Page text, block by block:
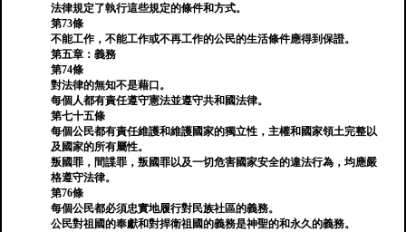
法律規定了執行這些規定的條件和方式。
第73條
不能工作，不能工作或不再工作的公民的生活條件應得到保證。
第五章：義務
第74條
對法律的無知不是藉口。
每個人都有責任遵守憲法並遵守共和國法律。
第七十五條
每個公民都有責任維護和維護國家的獨立性，主權和國家領土完整以
及國家的所有屬性。
叛國罪，間諜罪，叛國罪以及一切危害國家安全的違法行為，均應嚴
格遵守法律。
第76條
每個公民都必須忠實地履行對民族社區的義務。
公民對祖國的奉獻和對捍衛祖國的義務是神聖的和永久的義務。